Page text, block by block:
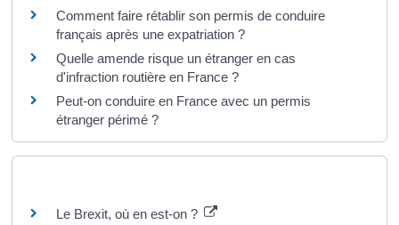
Comment faire rétablir son permis de conduire
français après une expatriation ?
Quelle amende risque un étranger en cas
d'infraction routière en France ?
Peut-on conduire en France avec un permis
étranger périmé ?
Le Brexit, où en est-on ?